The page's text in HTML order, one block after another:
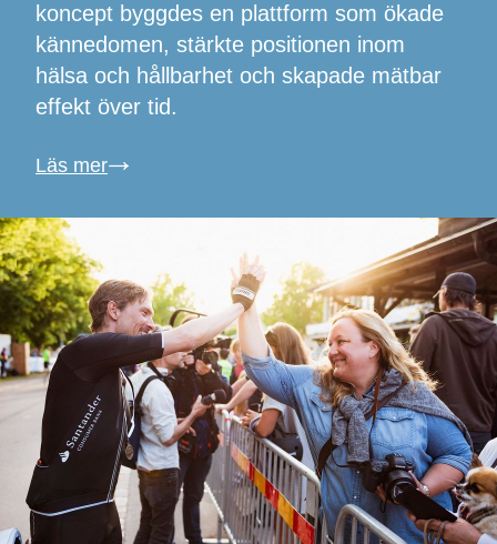
koncept byggdes en plattform som ökade
kännedomen, stärkte positionen inom
hälsa och hållbarhet och skapade mätbar
effekt över tid.
Läs mer↓